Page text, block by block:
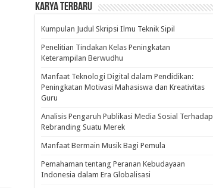
Karya Terbaru
Kumpulan Judul Skripsi Ilmu Teknik Sipil
Penelitian Tindakan Kelas Peningkatan
Keterampilan Berwudhu
Manfaat Teknologi Digital dalam Pendidikan:
Peningkatan Motivasi Mahasiswa dan Kreativitas
Guru
Analisis Pengaruh Publikasi Media Sosial Terhadap
Rebranding Suatu Merek
Manfaat Bermain Musik Bagi Pemula
Pemahaman tentang Peranan Kebudayaan
Indonesia dalam Era Globalisasi